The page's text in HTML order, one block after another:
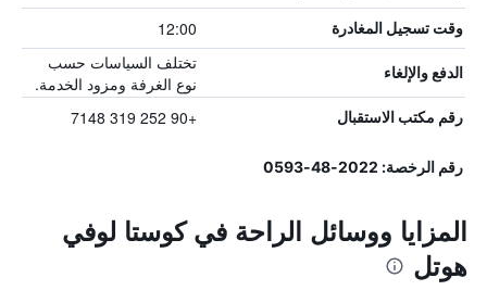
وقت تسجيل المغادرة 12:00
الدفع والإلغاء
تختلف السياسات حسب
نوع الغرفة ومزود الخدمة.
رقم مكتب الاستقبال +90 252 319 7148
رقم الرخصة: 2022-48-0593
المزايا ووسائل الراحة في كوستا لوفي
هوتل